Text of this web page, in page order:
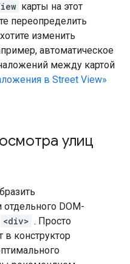
карты на этот
переопределить
изменить
автоматическое
между картой
в Street View»
улиц
отдельного DOM-
<div> . Просто
в конструктор